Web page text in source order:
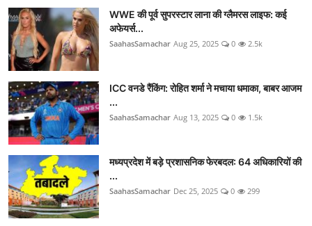
WWE की पूर्व सुपरस्टार लाना की ग्लैमरस लाइफ: कई
अफेयर्स...
SaahasSamachar Aug 25, 2025 0 2.5k
ICC वनडे रैंकिंग: रोहित शर्मा ने मचाया धमाका, बाबर आजम
...
SaahasSamachar Aug 13, 2025 0 1.5k
मध्यप्रदेश में बड़े प्रशासनिक फेरबदल: 64 अधिकारियों की
...
SaahasSamachar Dec 25, 2025 0 299